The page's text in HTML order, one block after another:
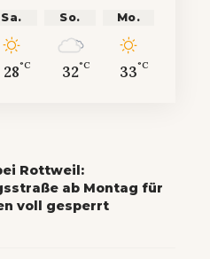
Sa.
28°C
So.
32°C
Mo.
33°C
Rottweil:
ab Montag für
voll gesperrt